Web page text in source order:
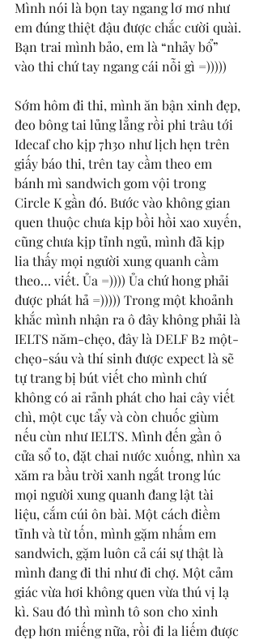
Mình nói là bọn tay ngang lơ mơ như
em đúng thiệt đậu được chắc cười quài.
Bạn trai mình bảo, em là “nhảy bổ”
vào thi chứ tay ngang cái nỗi gì =)))))
Sớm hôm đi thi, mình ăn bận xinh đẹp,
đeo bông tai lủng lẳng rồi phi trâu tới
Idecaf cho kịp 7h30 như lịch hẹn trên
giấy báo thi, trên tay cầm theo em
bánh mì sandwich gom vội trong
Circle K gần đó. Bước vào không gian
quen thuộc chưa kịp bồi hồi xao xuyến,
cũng chưa kịp tỉnh ngủ, mình đã kịp
lia thấy mọi người xung quanh cầm
theo… viết. Ủa =)))) Ủa chứ hong phải
được phát hả =))))) Trong một khoảnh
khắc mình nhận ra ô đây không phải là
IELTS năm-chẹo, đây là DELF B2 một-
chẹo-sáu và thí sinh được expect là sẽ
tự trang bị bút viết cho mình chứ
không có ai rảnh phát cho hai cây viết
chì, một cục tẩy và còn chuốc giùm
nếu cùn như IELTS. Mình đến gần ô
cửa sổ to, đặt chai nước xuống, nhìn xa
xăm ra bầu trời xanh ngắt trong lúc
mọi người xung quanh đang lật tài
liệu, cắm cúi ôn bài. Một cách điềm
tĩnh và từ tốn, mình gặm nhấm em
sandwich, gặm luôn cả cái sự thật là
mình đang đi thi như đi chợ. Một cảm
giác vừa hơi không quen vừa thú vị lạ
kì. Sau đó thì mình tô son cho xinh
đẹp hơn miếng nữa, rồi đi la liếm được